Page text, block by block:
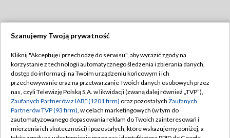
TVP
Abonament TVP
Emisja w TVP
Centrum informacji TVP
Naziemna Telewizja Cyfrowa
Regulamin TVP
Polityka prywatności
Moje zgody
Pomoc
Szanujemy Twoją prywatność
Kliknij "Akceptuję i przechodzę do serwisu", aby wyrazić zgody na
korzystanie z technologii automatycznego śledzenia i zbierania danych,
dostęp do informacji na Twoim urządzeniu końcowym i ich
przechowywanie oraz na przetwarzanie Twoich danych osobowych przez
nas, czyli Telewizję Polską S.A. w likwidacji (zwaną dalej również „TVP”),
Zaufanych Partnerów z IAB* (1201 firm) oraz pozostałych Zaufanych
Partnerów TVP (93 firm), w celach marketingowych (w tym do
zautomatyzowanego dopasowania reklam do Twoich zainteresowań i
mierzenia ich skuteczności) i pozostałych, które wskazujemy poniżej, a